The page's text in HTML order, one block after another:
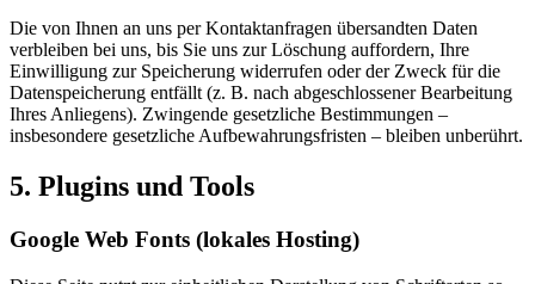
Die von Ihnen an uns per Kontaktanfragen übersandten Daten
verbleiben bei uns, bis Sie uns zur Löschung auffordern, Ihre
Einwilligung zur Speicherung widerrufen oder der Zweck für die
Datenspeicherung entfällt (z. B. nach abgeschlossener Bearbeitung
Ihres Anliegens). Zwingende gesetzliche Bestimmungen –
insbesondere gesetzliche Aufbewahrungsfristen – bleiben unberührt.
5. Plugins und Tools
Google Web Fonts (lokales Hosting)